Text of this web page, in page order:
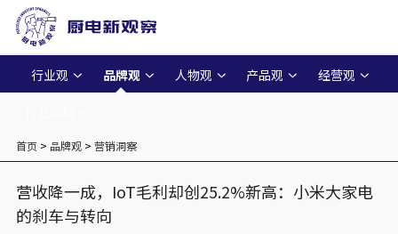
行业观 品牌观 人物观 产品观 经营观
首页> 品牌观> 营销洞察
营收降一成，IoT毛利却创25.2%新高：小米大家电
的刹车与转向